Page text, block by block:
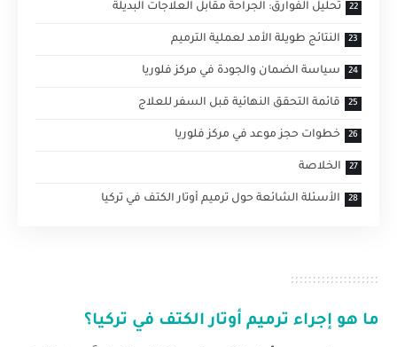
تحليل الفوارق: الجراحة مقابل العلاجات البديلة
النتائج طويلة الأمد لعملية الترميم
سياسة الضمان والجودة في مركز فلوريا
قائمة التحقق النهائية قبل السفر للعلاج
خطوات حجز موعد في مركز فلوريا
الخلاصة
الأسئلة الشائعة حول ترميم أوتار الكتف في تركيا
ما هو إجراء ترميم أوتار الكتف في تركيا؟